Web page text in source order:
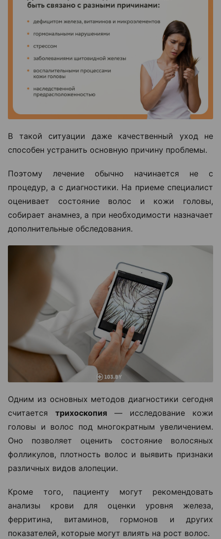
В такой ситуации даже качественный уход не
способен устранить основную причину проблемы.
Поэтому лечение обычно начинается не с
процедур, а с диагностики. На приеме специалист
оценивает состояние волос и кожи головы,
собирает анамнез, а при необходимости назначает
дополнительные обследования.
Одним из основных методов диагностики сегодня
считается трихоскопия — исследование кожи
головы и волос под многократным увеличением.
Оно позволяет оценить состояние волосяных
фолликулов, плотность волос и выявить признаки
различных видов алопеции.
Кроме того, пациенту могут рекомендовать
анализы крови для оценки уровня железа,
ферритина, витаминов, гормонов и других
показателей, которые могут влиять на рост волос.